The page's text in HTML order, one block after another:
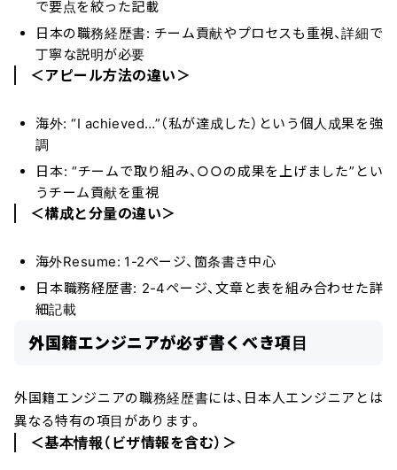
で要点を絞った記載
日本の職務経歴書: チーム貢献やプロセスも重視、詳細で
丁寧な説明が必要
＜アピール方法の違い＞
海外: “I achieved…”（私が達成した）という個人成果を強
調
日本: “チームで取り組み、○○の成果を上げました”とい
うチーム貢献を重視
＜構成と分量の違い＞
海外Resume: 1-2ページ、箇条書き中心
日本職務経歴書: 2-4ページ、文章と表を組み合わせた詳
細記載
外国籍エンジニアが必ず書くべき項目
外国籍エンジニアの職務経歴書には、日本人エンジニアとは
異なる特有の項目があります。
＜基本情報（ビザ情報を含む）＞